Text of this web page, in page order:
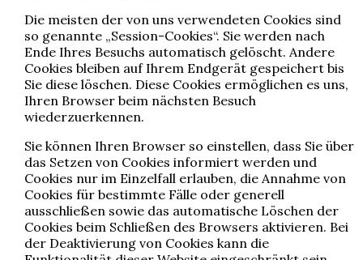
Die meisten der von uns verwendeten Cookies sind
so genannte „Session-Cookies“. Sie werden nach
Ende Ihres Besuchs automatisch gelöscht. Andere
Cookies bleiben auf Ihrem Endgerät gespeichert bis
Sie diese löschen. Diese Cookies ermöglichen es uns,
Ihren Browser beim nächsten Besuch
wiederzuerkennen.
Sie können Ihren Browser so einstellen, dass Sie über
das Setzen von Cookies informiert werden und
Cookies nur im Einzelfall erlauben, die Annahme von
Cookies für bestimmte Fälle oder generell
ausschließen sowie das automatische Löschen der
Cookies beim Schließen des Browsers aktivieren. Bei
der Deaktivierung von Cookies kann die